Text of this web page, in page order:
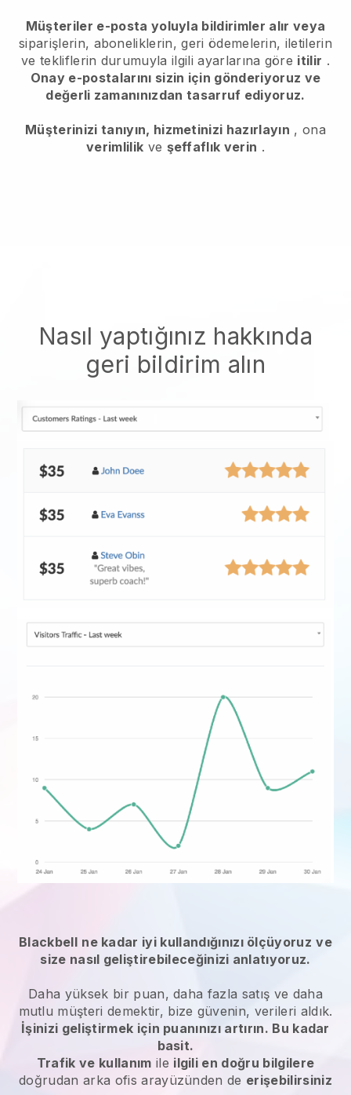
Müşteriler e-posta yoluyla bildirimler alır veya
siparişlerin, aboneliklerin, geri ödemelerin, iletilerin
ve tekliflerin durumuyla ilgili ayarlarına göre itilir .
Onay e-postalarını sizin için gönderiyoruz ve
değerli zamanınızdan tasarruf ediyoruz.
Müşterinizi tanıyın, hizmetinizi hazırlayın , ona
verimlilik ve şeffaflık verin .
Nasıl yaptığınız hakkında
geri bildirim alın
Blackbell ne kadar iyi kullandığınızı ölçüyoruz ve
size nasıl geliştirebileceğinizi anlatıyoruz.
Daha yüksek bir puan, daha fazla satış ve daha
mutlu müşteri demektir, bize güvenin, verileri aldık.
İşinizi geliştirmek için puanınızı artırın. Bu kadar
basit.
Trafik ve kullanım ile ilgili en doğru bilgilere
doğrudan arka ofis arayüzünden de erişebilirsiniz